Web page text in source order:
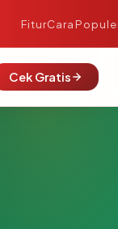
FiturCara
Cek Gratis